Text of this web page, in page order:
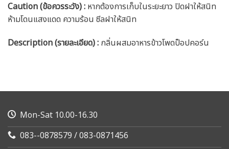
Caution(ข้อควรระวัง) : หากต้องการเก็บในระยะยาว ปิดฝาให้สนิท
ห้ามโดนแสงแดด ความร้อน ซีลฝาให้สนิท
Description (รายละเอียด): กลิ่นผสมอาหารข้าวโพดป็อปคอร์น
Mon-Sat 10.00-16.30
083--0878579 / 083-0871456